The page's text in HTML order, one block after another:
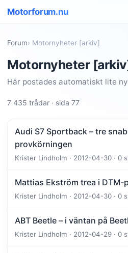
Motorforum.nu
Forum› Motornyheter [arkiv]
Motornyheter
Här postades automatiskt lite
7 435 trådar · sida 77
Audi S7 Sportback – tre
provkörningen
Krister Lindholm · 2012-04-30 · 0
Mattias Ekström trea i DTM-
Krister Lindholm · 2012-04-30 · 0
ABT Beetle – i väntan på
Krister Lindholm · 2012-04-29 · 0